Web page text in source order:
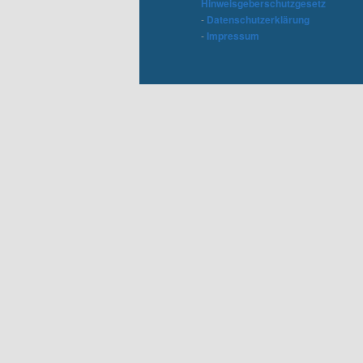
- Datenschutzerklärung
- Impressum